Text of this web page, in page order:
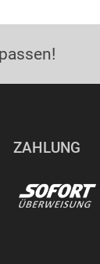
ZAHLUNG